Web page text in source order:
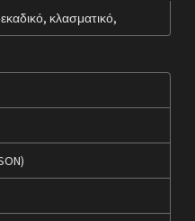
κλασματικό,